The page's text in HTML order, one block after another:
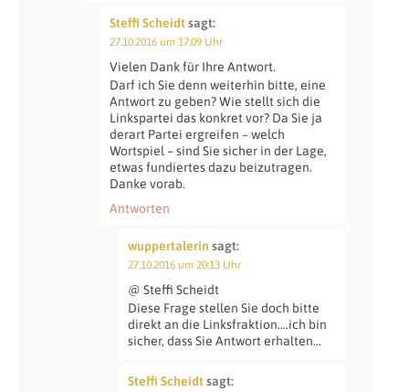
Steffi Scheidtsagt:
27.10.2016 um 17:09 Uhr
Vielen Dank für Ihre Antwort.
Darf ich Sie denn weiterhin bitte, eine
Antwort zu geben? Wie stellt sich die
Linkspartei das konkret vor? Da Sie ja
derart Partei ergreifen – welch
Wortspiel – sind Sie sicher in der Lage,
etwas fundiertes dazu beizutragen.
Danke vorab.
Antworten
wuppertalerin sagt:
27.10.2016 um 20:13 Uhr
@ Steffi Scheidt
Diese Frage stellen Sie doch bitte
direkt an die Linksfraktion….ich bin
sicher, dass Sie Antwort erhalten…
Steffi Scheidtsagt: